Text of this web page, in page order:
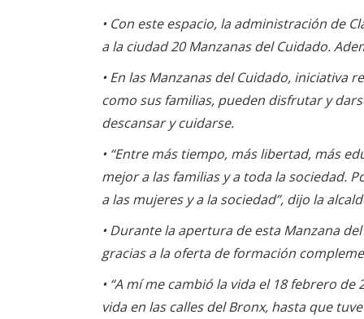
• Con este espacio, la administración de
a la ciudad 20 Manzanas del Cuidado.
• En las Manzanas del Cuidado,
como sus familias, pueden disfrutar y
descansar y cuidarse.
• “Entre más tiempo, más libertad, más
mejor a las familias y a toda la sociedad.
a las mujeres y a la sociedad”, dijo la
• Durante la apertura de esta Manzana
gracias a la oferta de formación
• “A mí me cambió la vida el 18 febrero
vida en las calles del Bronx, hasta que